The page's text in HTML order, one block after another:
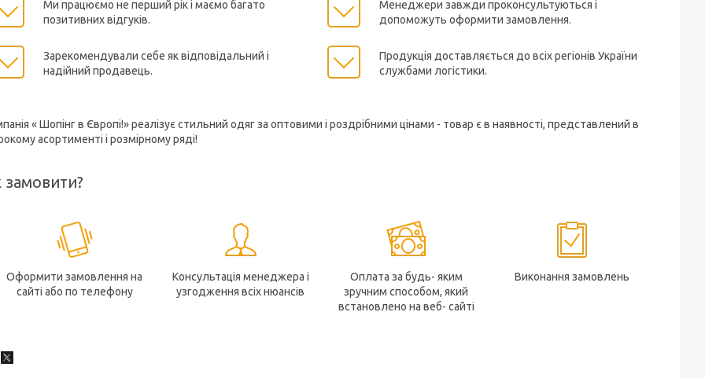
Ми працюємо не перший рік і маємо багато
позитивних відгуків.
Зарекомендували себе як відповідальний і
надійний продавець.
Менеджери завжди проконсультуються і
допоможуть оформити замовлення.
Продукція доставляється до всіх регіонів України
службами логістики.
« Шопінг в Європі!» реалізує стильний одяг за оптовими і роздрібними цінами - товар є в наявності, представлений в
асортименті і розмірному ряді!
замовити?
Оформити замовлення на
сайті або по телефону
Консультація менеджера і
узгодження всіх нюансів
Оплата за будь- яким
зручним способом, який
встановлено на веб- сайті
Виконання замовлень